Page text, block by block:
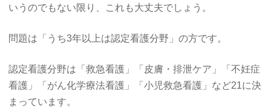
いうのでもない限り、これも大丈夫でしょう。
問題は「うち3年以上は認定看護分野」の方です。
認定看護分野は「救急看護」「皮膚・排泄ケア」「不妊症
看護」「がん化学療法看護」「小児救急看護」など21に決
まっています。